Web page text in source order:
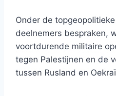
Onder de
deelnemers bespraken,
voortdurende militaire
tegen Palestijnen en de
tussen Rusland en